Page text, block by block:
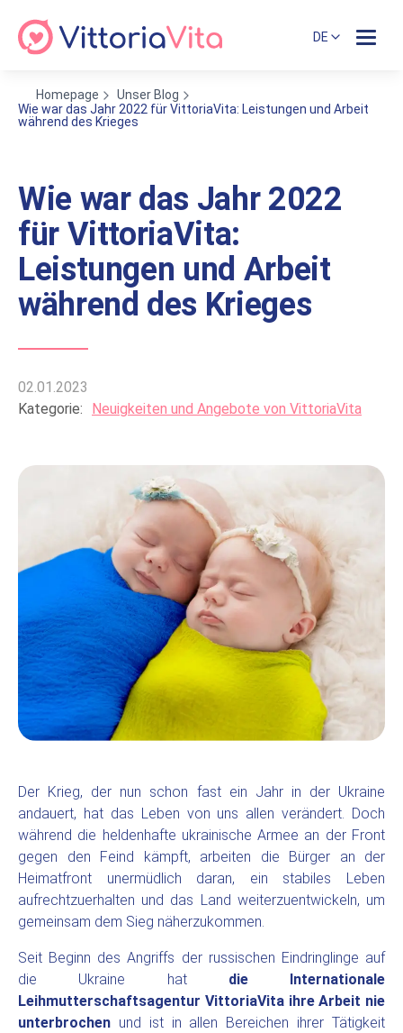
DE
Homepage
Unser Blog
Wie war das Jahr 2022 für VittoriaVita: Leistungen und Arbeit
während des Krieges
Wie war das Jahr 2022
für VittoriaVita:
Leistungen und Arbeit
während des Krieges
02.01.2023
Kategorie:
Neuigkeiten und Angebote von VittoriaVita
Der Krieg, der nun schon fast ein Jahr in der Ukraine
andauert, hat das Leben von uns allen verändert. Doch
während die heldenhafte ukrainische Armee an der Front
gegen den Feind kämpft, arbeiten die Bürger an der
Heimatfront unermüdlich daran, ein stabiles Leben
aufrechtzuerhalten und das Land weiterzuentwickeln, um
gemeinsam dem Sieg näherzukommen.
Seit Beginn des Angriffs der russischen Eindringlinge auf
die Ukraine hat die Internationale
Leihmutterschaftsagentur VittoriaVita ihre Arbeit nie
unterbrochen und ist in allen Bereichen ihrer Tätigkeit